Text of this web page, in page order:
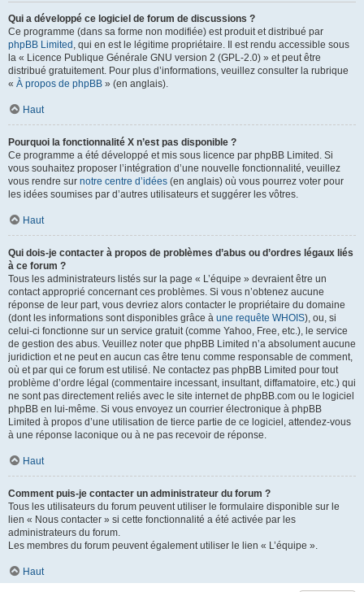
Qui a développé ce logiciel de forum de discussions ?
Ce programme (dans sa forme non modifiée) est produit et distribué par
phpBB Limited , qui en est le légitime propriétaire. Il est rendu accessible sous
la « Licence Publique Générale GNU version 2 (GPL-2.0) » et peut être
distribué gratuitement. Pour plus d’informations, veuillez consulter la rubrique
« À propos de phpBB » (en anglais).
Haut
Pourquoi la fonctionnalité X n’est pas disponible ?
Ce programme a été développé et mis sous licence par phpBB Limited. Si
vous souhaitez proposer l’intégration d’une nouvelle fonctionnalité, veuillez
vous rendre sur notre centre d’idées (en anglais) où vous pourrez voter pour
les idées soumises par d’autres utilisateurs et suggérer les vôtres.
Haut
Qui dois-je contacter à propos de problèmes d’abus ou d’ordres légaux liés
à ce forum ?
Tous les administrateurs listés sur la page « L’équipe » devraient être un
contact approprié concernant ces problèmes. Si vous n’obtenez aucune
réponse de leur part, vous devriez alors contacter le propriétaire du domaine
(dont les informations sont disponibles grâce à une requête WHOIS), ou, si
celui-ci fonctionne sur un service gratuit (comme Yahoo, Free, etc.), le service
de gestion des abus. Veuillez noter que phpBB Limited n’a absolument aucune
juridiction et ne peut en aucun cas être tenu comme responsable de comment,
où et par qui ce forum est utilisé. Ne contactez pas phpBB Limited pour tout
problème d’ordre légal (commentaire incessant, insultant, diffamatoire, etc.) qui
ne sont pas directement reliés avec le site internet de phpBB.com ou le logiciel
phpBB en lui-même. Si vous envoyez un courrier électronique à phpBB
Limited à propos d’une utilisation de tierce partie de ce logiciel, attendez-vous
à une réponse laconique ou à ne pas recevoir de réponse.
Haut
Comment puis-je contacter un administrateur du forum ?
Tous les utilisateurs du forum peuvent utiliser le formulaire disponible sur le
lien « Nous contacter » si cette fonctionnalité a été activée par les
administrateurs du forum.
Les membres du forum peuvent également utiliser le lien « L’équipe ».
Haut